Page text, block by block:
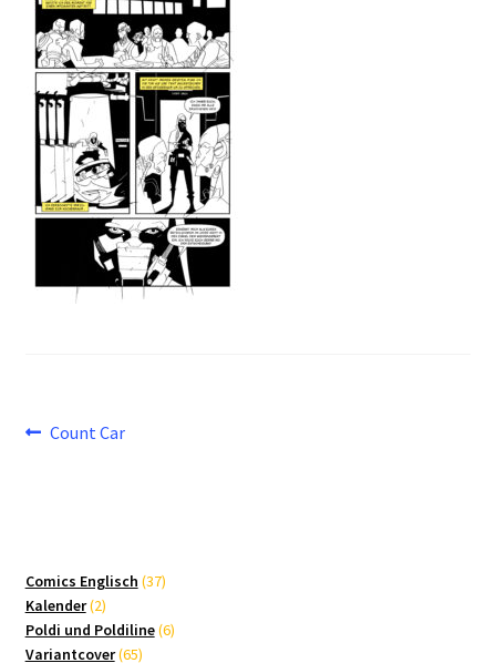
Beitragsnavigation
Vorheriger
Count Car
Comics Englisch 3737
Kalender 22
Produkte
Poldi und Poldiline 66
Variantcover 6565